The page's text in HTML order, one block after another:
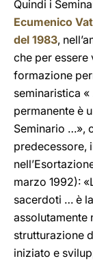
Quindi i
Ecumenico
del 1983,
che per essere
formazione
seminaristica
permanente è
Seminario …»,
predecessore,
marzo 1992):
sacerdoti … è
assolutamente
strutturazione
iniziato e